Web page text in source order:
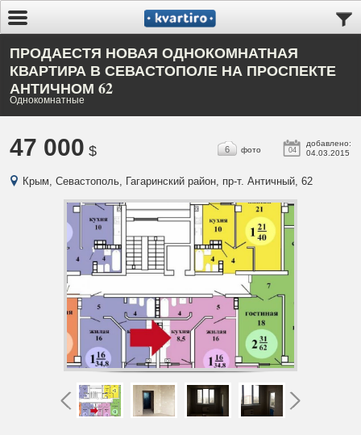
ПРОДАЕСТЯ НОВАЯ ОДНОКОМНАТНАЯ
КВАРТИРА В СЕВАСТОПОЛЕ НА ПРОСПЕКТЕ
АНТИЧНОМ 62
Однокомнатные
47 000 $ 04
добавлено:
04.03.2015
6 фото
Крым, Севастополь, Гагаринский район, пр-т. Античный, 62